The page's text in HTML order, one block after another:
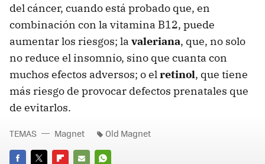
del cáncer, cuando está probado que, en
combinación con la vitamina B12, puede
aumentar los riesgos; la valeriana, que, no solo
no reduce el insomnio, sino que cuanta con
muchos efectos adversos; o el retinol, que tiene
más riesgo de provocar defectos prenatales que
de evitarlos.
TEMAS Magnet Old Magnet